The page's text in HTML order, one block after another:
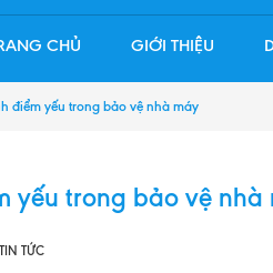
CHỦ GIỚI THIỆU
điểm yếu trong bảo vệ nhà máy
yếu trong bảo vệ nhà
TIN TỨC